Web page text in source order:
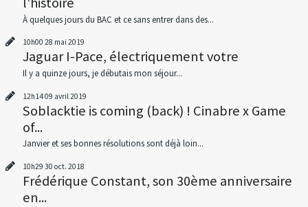
À quelques jours du BAC et ce sans entrer dans des...
10h00 28 mai 2019
Jaguar I-Pace, électriquement votre
Il y a quinze jours, je débutais mon séjour...
12h1409 avril 2019
Soblacktie is coming (back) ! Cinabre x Game
of...
Janvier et ses bonnes résolutions sont déjà loin...
10h29 30 oct. 2018
Frédérique Constant, son 30ème anniversaire
en...